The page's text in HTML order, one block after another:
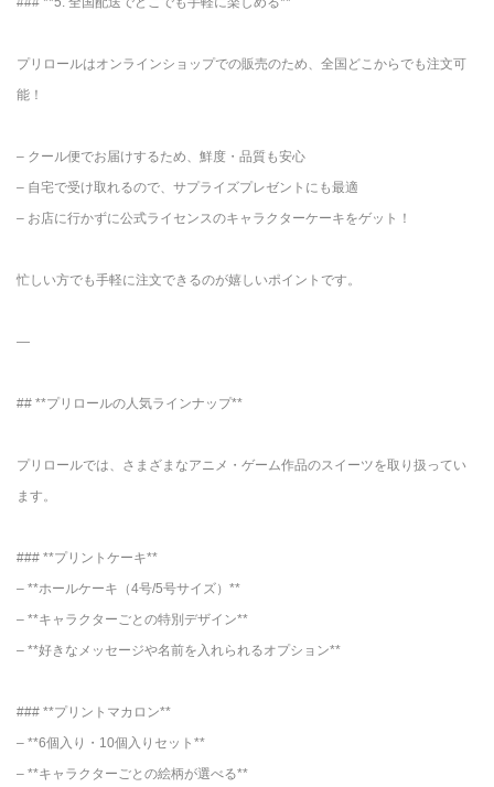
プリロールはオンラインショップでの販売のため、全国どこからでも注文可
能！
– クール便でお届けするため、鮮度・品質も安心
– 自宅で受け取れるので、サプライズプレゼントにも最適
– お店に行かずに公式ライセンスのキャラクターケーキをゲット！
忙しい方でも手軽に注文できるのが嬉しいポイントです。
—
## **プリロールの人気ラインナップ**
プリロールでは、さまざまなアニメ・ゲーム作品のスイーツを取り扱ってい
ます。
### **プリントケーキ**
– **ホールケーキ（4号/5号サイズ）**
– **キャラクターごとの特別デザイン**
– **好きなメッセージや名前を入れられるオプション**
### **プリントマカロン**
– **6個入り・10個入りセット**
– **キャラクターごとの絵柄が選べる**